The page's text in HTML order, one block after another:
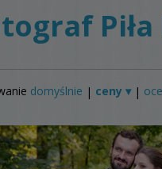
domyślnie | ceny ▾ |